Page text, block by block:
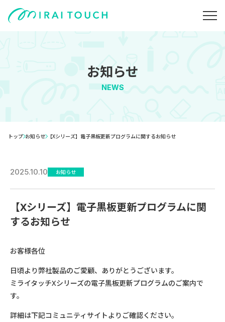
お知らせ
NEWS
トップ お知らせ 【Xシリーズ】電子黒板更新プログラムに関するお知らせ
2025.10.10 お知らせ
【Xシリーズ】電子黒板更新プログラムに関
するお知らせ
お客様各位
日頃より弊社製品のご愛顧、ありがとうございます。
ミライタッチXシリーズの電子黒板更新プログラムのご案内で
す。
詳細は下記コミュニティサイトよりご確認ください。